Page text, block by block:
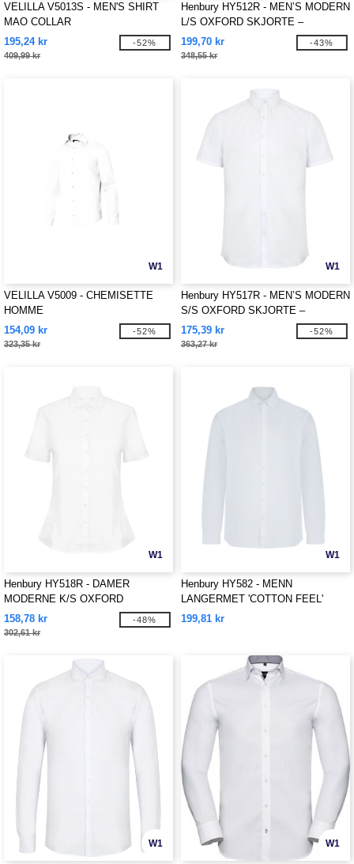
VELILLA V5013S - MEN'S SHIRT
MAO COLLAR
195,24 kr
409,99 kr
-52%
Henbury HY512R - MEN’S MODERN
L/S OXFORD SKJORTE –
REGULAR PASSFORM
199,70 kr
348,55 kr
-43%
W1
VELILLA V5009 - CHEMISETTE
HOMME
154,09 kr
323,35 kr
-52%
W1
Henbury HY517R - MEN’S MODERN
S/S OXFORD SKJORTE –
REGULAR PASSFORM
175,39 kr
363,27 kr
-52%
W1
Henbury HY518R - DAMER
MODERNE K/S OXFORD
SKJORTE – REGULAR
PASSFORM
158,78 kr
302,61 kr
-48%
W1
Henbury HY582 - MENN
LANGERMET 'COTTON FEEL'
COOLPLUS® SKJORTE
199,81 kr
W1 W1